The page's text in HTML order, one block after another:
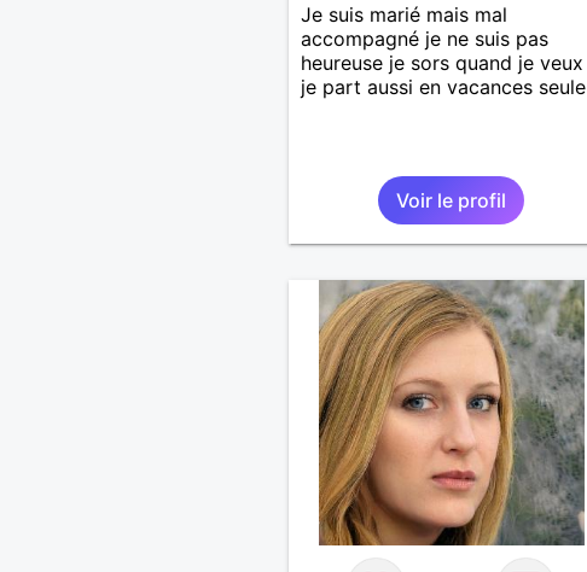
Je suis marié mais mal
accompagné je ne suis pas
heureuse je sors quand je veux
je part aussi en vacances seule
Voir le profil